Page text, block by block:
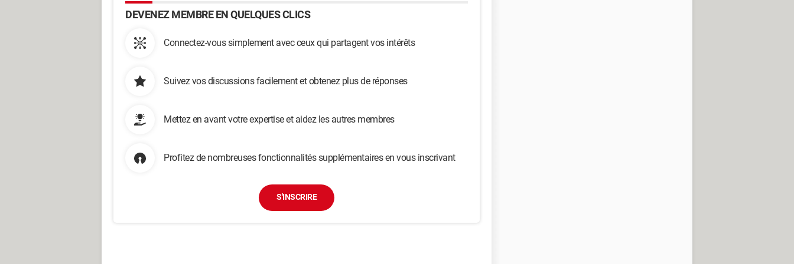
DEVENEZ MEMBRE EN QUELQUES CLICS
Connectez-vous simplement avec ceux qui partagent vos intérêts
Suivez vos discussions facilement et obtenez plus de réponses
Mettez en avant votre expertise et aidez les autres membres
Profitez de nombreuses fonctionnalités supplémentaires en vous inscrivant
S'INSCRIRE